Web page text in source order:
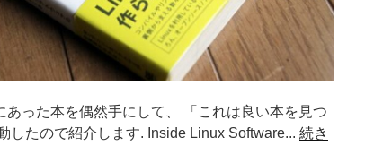
あった本を偶然手にして、 「これは良い本を見つ
したので紹介します. Inside Linux Software... 続き